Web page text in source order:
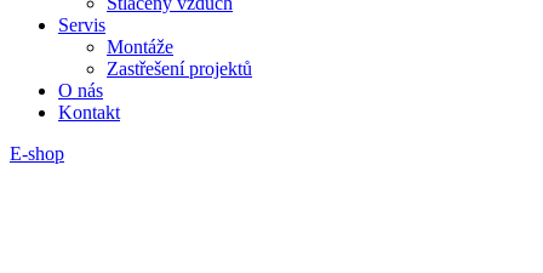
Servis
Montáže
Zastřešení projektů
O nás
Kontakt
E-shop